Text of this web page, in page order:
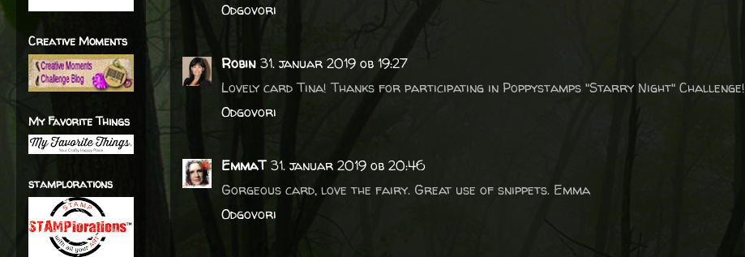
Odgovori
Robin 31. januar 2019 ob 19:27
Lovely card Tina! Thanks for participating in Poppystamps "Starry Night" Challenge!
Odgovori
EmmaT 31. januar 2019 ob 20:46
Gorgeous card, love the fairy. Great use of snippets. Emma
Odgovori
Creative Moments
My Favorite Things
stamplorations